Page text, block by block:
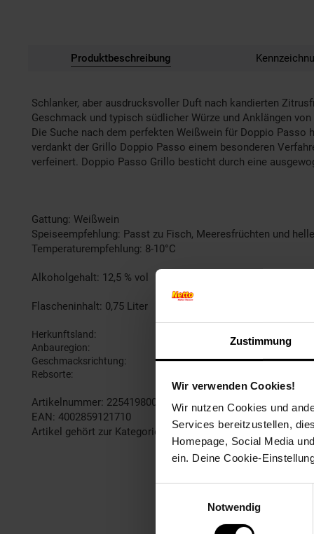
Zustimmung
Wir verwenden Cookies!
Wir nutzen Cookies und
Services bereitzustellen,
Homepage, Social Media
ein. Deine Cookie-
Notwendig
Produktbeschreibung
Schlanker, aber ausdrucksvoller Duft nach kandierten
Geschmack und typisch südlicher Würze und Anklängen
Die Suche nach dem perfekten Weißwein für Doppio
verdankt der Grillo Doppio Passo einem besonderen
verfeinert. Doppio Passo Grillo besticht durch eine
Gattung: Weißwein
Speiseempfehlung: Passt zu Fisch, Meeresfrüchten und
Temperaturempfehlung: 8-10°C
Alkoholgehalt: 12,5 % vol
Flascheninhalt: 0,75 Liter
Herkunftsland
Anbauregion
Sizilien
Geschmacksrichtung
trocken
Rebsorte
Artikelnummer: 2254198000
EAN: 4002859121710
Artikel gehört zur Kategorie:
Weißwein